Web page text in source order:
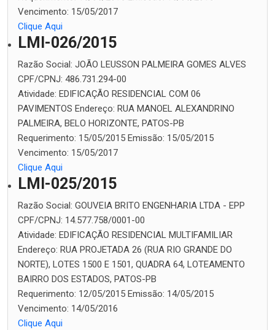
Vencimento: 15/05/2017
Clique Aqui
LMI-026/2015
Razão Social: JOÃO LEUSSON PALMEIRA GOMES ALVES
CPF/CPNJ: 486.731.294-00
Atividade: EDIFICAÇÃO RESIDENCIAL COM 06
PAVIMENTOS Endereço: RUA MANOEL ALEXANDRINO
PALMEIRA, BELO HORIZONTE, PATOS-PB
Requerimento: 15/05/2015 Emissão: 15/05/2015
Vencimento: 15/05/2017
Clique Aqui
LMI-025/2015
Razão Social: GOUVEIA BRITO ENGENHARIA LTDA - EPP
CPF/CPNJ: 14.577.758/0001-00
Atividade: EDIFICAÇÃO RESIDENCIAL MULTIFAMILIAR
Endereço: RUA PROJETADA 26 (RUA RIO GRANDE DO
NORTE), LOTES 1500 E 1501, QUADRA 64, LOTEAMENTO
BAIRRO DOS ESTADOS, PATOS-PB
Requerimento: 12/05/2015 Emissão: 14/05/2015
Vencimento: 14/05/2016
Clique Aqui